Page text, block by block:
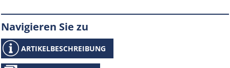
Navigieren Sie zu
ARTIKELBESCHREIBUNG